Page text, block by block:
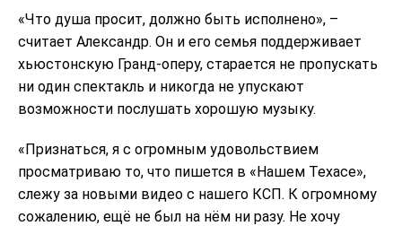
«Что душа просит, должно быть исполнено», –
считает Александр. Он и его семья поддерживает
хьюстонскую Гранд-оперу, старается не пропускать
ни один спектакль и никогда не упускают
возможности послушать хорошую музыку.
«Признаться, я с огромным удовольствием
просматриваю то, что пишется в «Нашем Техасе»,
слежу за новыми видео с нашего КСП. К огромному
сожалению, ещё не был на нём ни разу. Не хочу